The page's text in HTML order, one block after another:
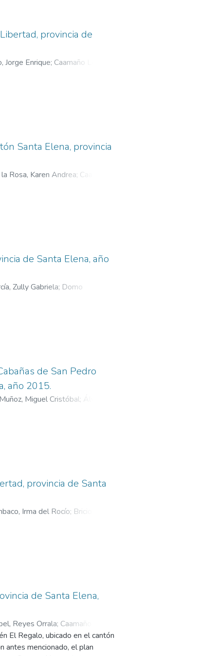
de
la
provincia de
Jorge Enrique; Caamaño López,
Santa Elena, provincia
Rosa, Karen Andrea; Caamaño
de Santa Elena, año
Zully Gabriela; Domo
de San Pedro
año 2015.
Miguel Cristóbal; Álvarez
provincia de Santa
Irma del Rocío; Bricio
de Santa Elena,
Reyes Orrala; Caamaño
El Regalo, ubicado en el cantón
antes mencionado, el plan